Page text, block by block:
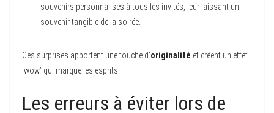
souvenirs personnalisés à tous les invités, leur laissant un
souvenir tangible de la soirée.
Ces surprises apportent une touche d’originalité et créent un effet
‘wow’ qui marque les esprits.
Les erreurs à éviter lors de